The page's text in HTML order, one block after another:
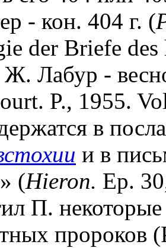
- кон. 404 г. (
der Briefe
Лабур -
P., 1955.
в
и в
(Hieron. Ep.
П.
пророков